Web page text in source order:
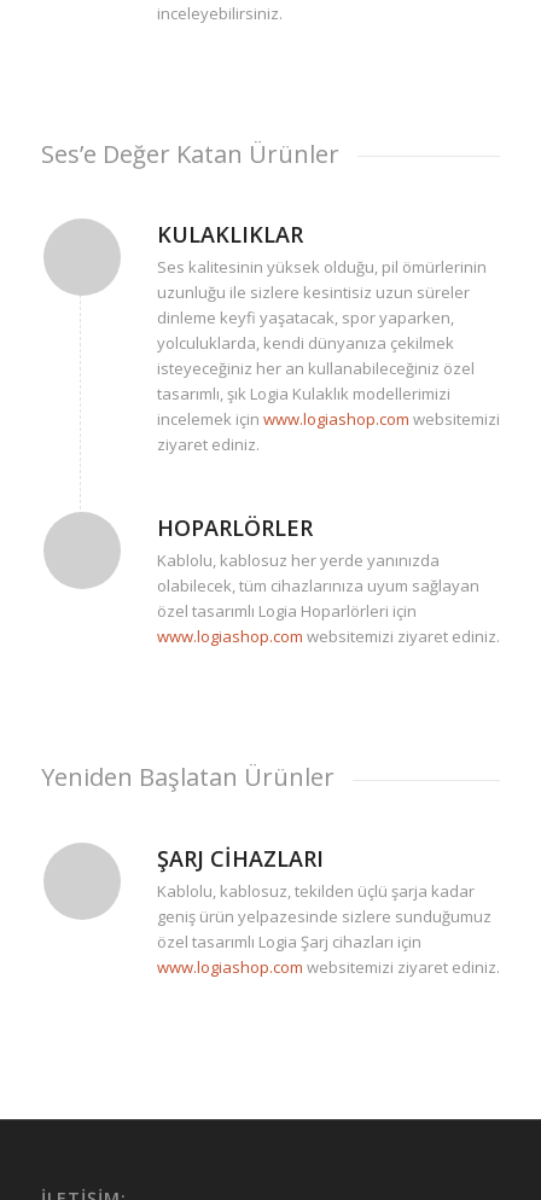
inceleyebilirsiniz.
Ses’e Değer Katan Ürünler
KULAKLIKLAR
Ses kalitesinin yüksek olduğu, pil ömürlerinin
uzunluğu ile sizlere kesintisiz uzun süreler
dinleme keyfi yaşatacak, spor yaparken,
yolculuklarda, kendi dünyanıza çekilmek
isteyeceğiniz her an kullanabileceğiniz özel
tasarımlı, şık Logia Kulaklık modellerimizi
incelemek için www.logiashop.com websitemizi
ziyaret ediniz.
HOPARLÖRLER
Kablolu, kablosuz her yerde yanınızda
olabilecek, tüm cihazlarınıza uyum sağlayan
özel tasarımlı Logia Hoparlörleri için
www.logiashop.com websitemizi ziyaret ediniz.
Yeniden Başlatan Ürünler
ŞARJ CIHAZLARI
Kablolu, kablosuz, tekilden üçlü şarja kadar
geniş ürün yelpazesinde sizlere sunduğumuz
özel tasarımlı Logia Şarj cihazları için
www.logiashop.com websitemizi ziyaret ediniz.